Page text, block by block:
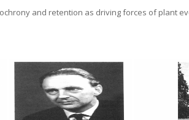
and retention as driving forces of plant